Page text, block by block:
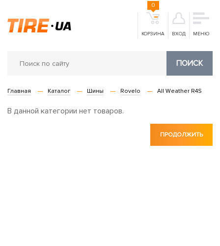
КОРЗИНА
0
ВХОД МЕНЮ
ПОИСК
Главная Каталог Шины Rovelo All Weather R4S
В данной категории нет товаров.
ПРОДОЛЖИТЬ